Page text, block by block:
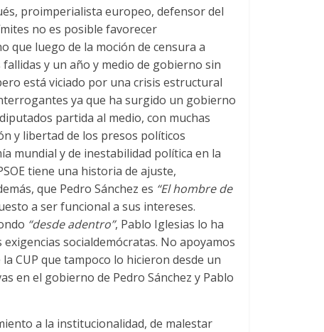
proimperialista europeo, defensor del
no es posible favorecer
que luego de la moción de censura a
y un año y medio de gobierno sin
está viciado por una crisis estructural
ya que ha surgido un gobierno
partida al medio, con muchas
y libertad de los presos políticos
mundial y de inestabilidad política en la
tiene una historia de ajuste,
que Pedro Sánchez es “El hombre de
a ser funcional a sus intereses.
“desde adentro”, Pablo Iglesias lo ha
socialdemócratas. No apoyamos
CUP que tampoco lo hicieron desde un
en el gobierno de Pedro Sánchez y Pablo
a la institucionalidad, de malestar